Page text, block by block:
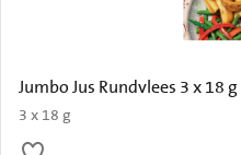
Jumbo Jus Rundvlees 3 x 18 g
3 x 18 g